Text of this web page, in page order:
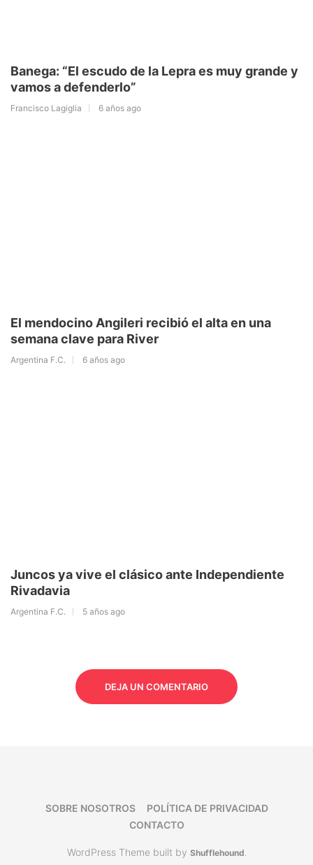
Banega: “El escudo de la Lepra es muy grande y
vamos a defenderlo”
Francisco Lagiglia 6 años ago
El mendocino Angileri recibió el alta en una
semana clave para River
Argentina F.C. 6 años ago
Juncos ya vive el clásico ante Independiente
Rivadavia
Argentina F.C. 5 años ago
DEJA UN COMENTARIO
SOBRE NOSOTROS
POLÍTICA DE PRIVACIDAD
CONTACTO
WordPress Theme built by Shufflehound.